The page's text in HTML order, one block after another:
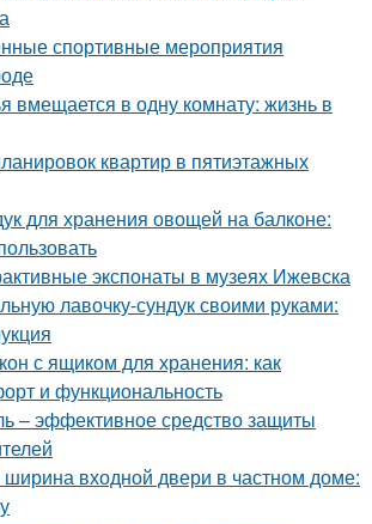
спортивные мероприятия
вмещается в одну комнату: жизнь в
квартир в пятиэтажных
для хранения овощей на балконе:
экспонаты в музеях Ижевска
лавочку-сундук своими руками:
с ящиком для хранения: как
и функциональность
– эффективное средство защиты
входной двери в частном доме: